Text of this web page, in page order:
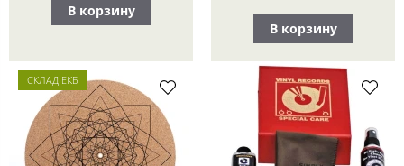
В корзину
В корзину
СКЛАД ЕКБ